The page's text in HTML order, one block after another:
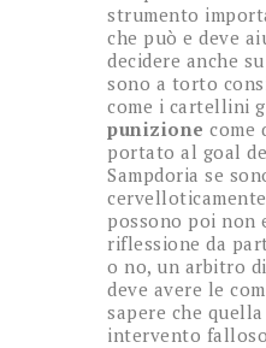
strumento
che può e deve
decidere anche
sono a torto
come i cartellini
punizione come
portato al goal
Sampdoria se
possono poi non
riflessione da
o no, un arbitro
deve avere le
sapere che
intervento